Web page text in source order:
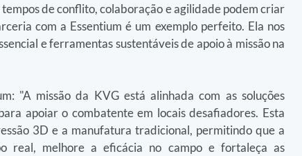
de conflito, colaboração e agilidade podem criar
com a Essentium é um exemplo perfeito. Ela nos
e ferramentas sustentáveis de apoio à missão na
"A missão da KVG está alinhada com as soluções
apoiar o combatente em locais desafiadores. Esta
3D e a manufatura tradicional, permitindo que a
real, melhore a eficácia no campo e fortaleça as